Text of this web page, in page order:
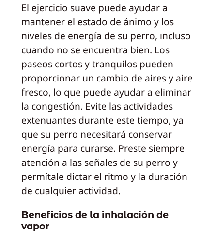
El ejercicio suave puede ayudar a
mantener el estado de ánimo y los
niveles de energía de su perro, incluso
cuando no se encuentra bien. Los
paseos cortos y tranquilos pueden
proporcionar un cambio de aires y aire
fresco, lo que puede ayudar a eliminar
la congestión. Evite las actividades
extenuantes durante este tiempo, ya
que su perro necesitará conservar
energía para curarse. Preste siempre
atención a las señales de su perro y
permítale dictar el ritmo y la duración
de cualquier actividad.
Beneficios de la inhalación de
vapor